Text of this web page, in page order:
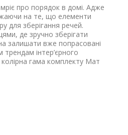
про порядок в домі. Адже
на те, що елементи
для зберігання речей.
де зручно зберігати
залишати вже попрасовані
трендам інтер’єрного
гама комплекту Мат